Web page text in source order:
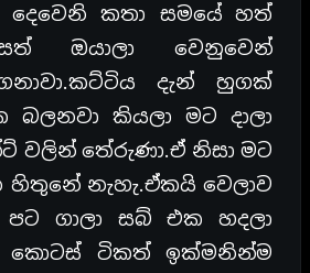
දෙවෙනි කතා සමයේ හත්
ඔයාලා වෙනුවෙන්
දැන් හුගක්
බලනවා කියලා මට දාලා
වලින් තේරුණා.ඒ නිසා මට
නැහැ.ඒකයි වෙලාව
ගාලා සබ් එක හදලා
කොටස් ටිකත් ඉක්මනින්ම